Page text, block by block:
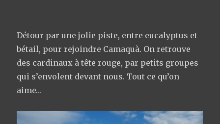
Détour par une jolie piste, entre eucalyptus et
bétail, pour rejoindre Camaquà. On retrouve
des cardinaux à tête rouge, par petits groupes
qui s’envolent devant nous. Tout ce qu’on
aime…